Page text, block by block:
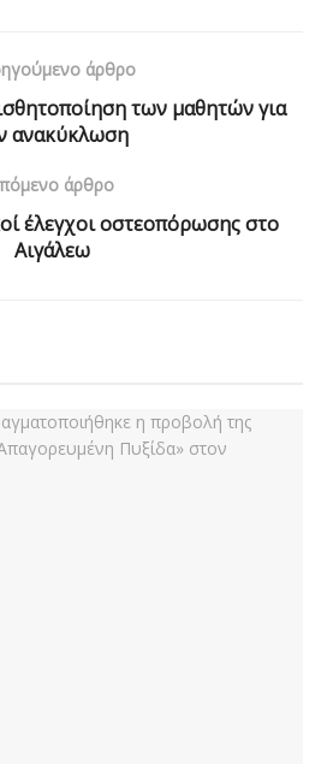
άρθρο
των μαθητών για
ανακύκλωση
άρθρο
έλεγχοι οστεοπόρωσης στο
Αιγάλεω